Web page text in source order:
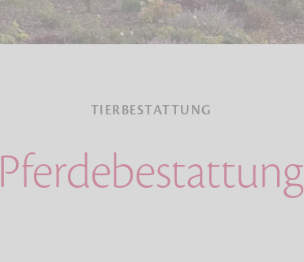
TIERBESTATTUNG
Pferdebestattung